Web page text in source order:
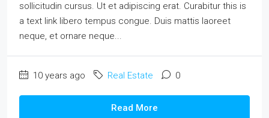
sollicitudin cursus. Ut et adipiscing erat. Curabitur this is
a text link libero tempus congue. Duis mattis laoreet
neque, et ornare neque...
10 years ago Real Estate 0
Read More